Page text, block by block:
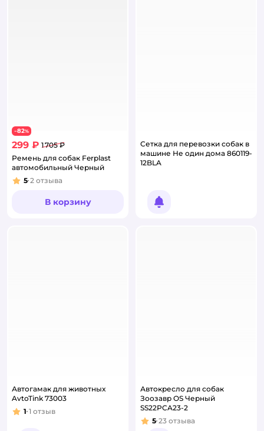
−82%
299 ₽ 1 705 ₽
Ремень для собак Ferplast
автомобильный Черный
Рейтинг:
5 2 отзыва
В корзину
Сетка для перевозки собак в
машине Не один дома 860119-
12BLA
Уведомить о появлении
Автогамак для животных
AvtoTink 73003
Рейтинг:
1 1 отзыв
Автокресло для собак
Зоозавр OS Черный
SS22PCA23-2
Рейтинг:
5 23 отзыва